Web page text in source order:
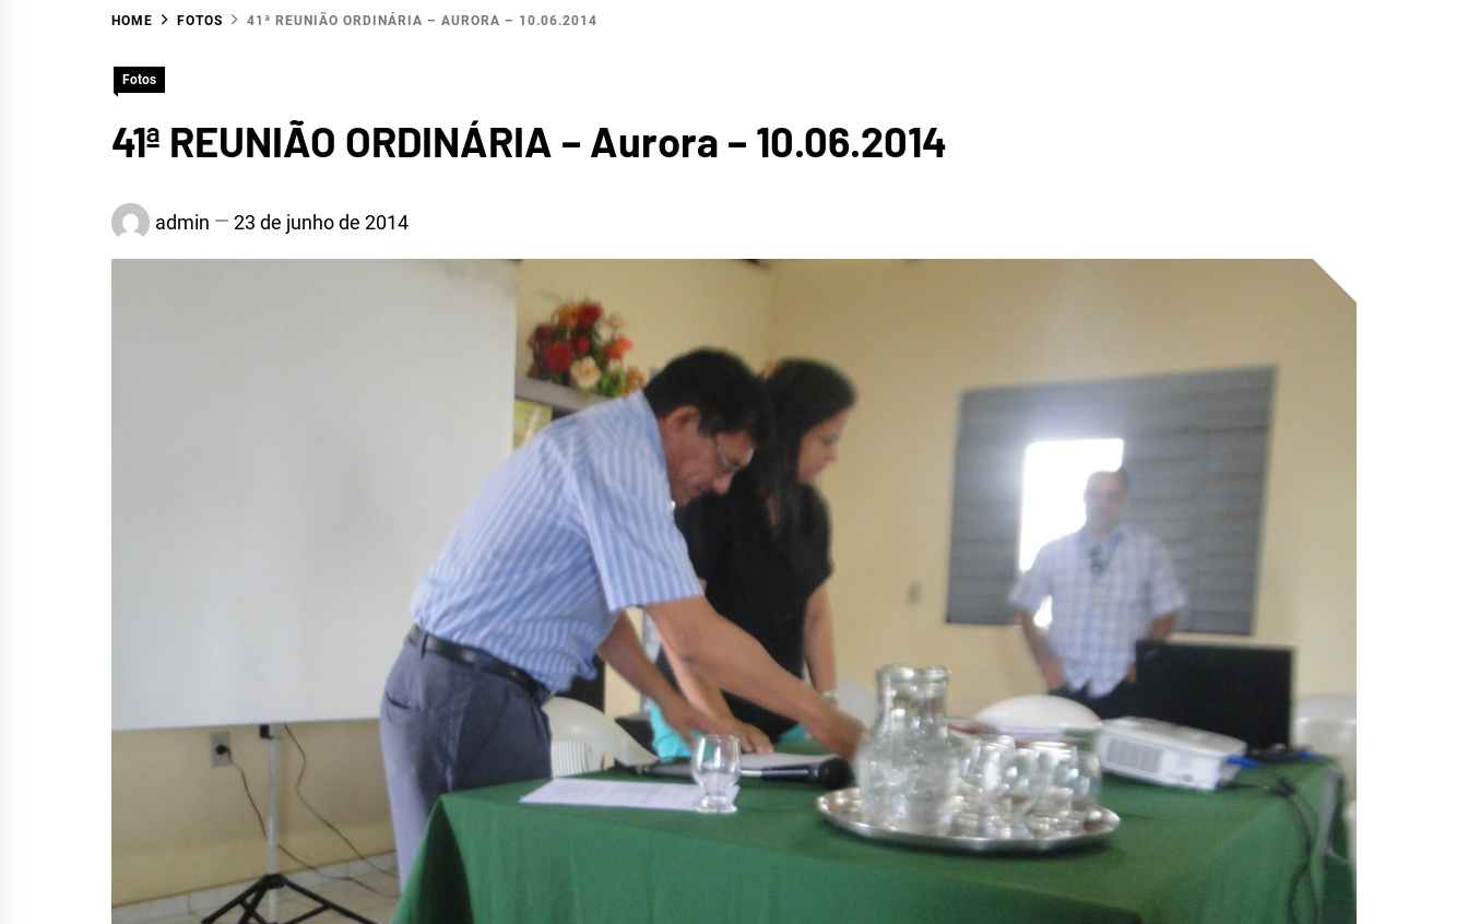
BACIA
HIDROGRÁFICA DO
RIO SALGADO
HOME FOTOS 41ª REUNIÃO ORDINÁRIA – AURORA – 10.06.2014
Fotos
41ª REUNIÃO ORDINÁRIA – Aurora – 10.06.2014
admin 23 de junho de 2014